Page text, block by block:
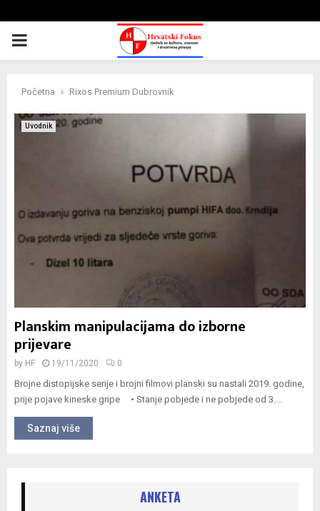
PRIMARY
Početna Rixos Premium Dubrovnik
Uvodnik
Planskim manipulacijama do izborne
prijevare
by HF 19/11/2020 0
Brojne distopijske serije i brojni filmovi planski su nastali 2019. godine,
prije pojave kineske gripe • Stanje pobjede i ne pobjede od 3....
Saznaj više
ANKETA